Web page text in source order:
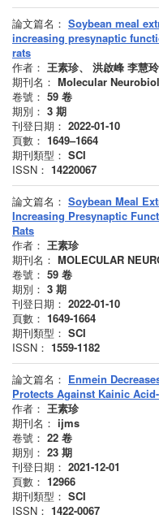
論文篇名： Soybean meal
increasing presynaptic
rats
作者： 王素珍、 洪啟峰 李慧玲
期刊名： Molecular
卷號： 59 卷
期別： 3 期
刊登日期： 2022-01-10
頁數： 1649–1664
期刊類型： SCI
ISSN： 14220067
論文篇名： Soybean Meal
Increasing Presynaptic
Rats
作者： 王素珍
期刊名： MOLECULAR
卷號： 59 卷
期別： 3 期
刊登日期： 2022-01-10
頁數： 1649-1664
期刊類型： SCI
ISSN： 1559-1182
論文篇名： Enmein
Protects Against Kainic
作者： 王素珍
期刊名： ijms
卷號： 22 卷
期別： 23 期
刊登日期： 2021-12-01
頁數： 12966
期刊類型： SCI
ISSN： 1422-0067